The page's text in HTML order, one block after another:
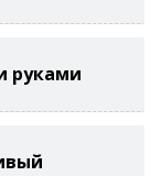
руками